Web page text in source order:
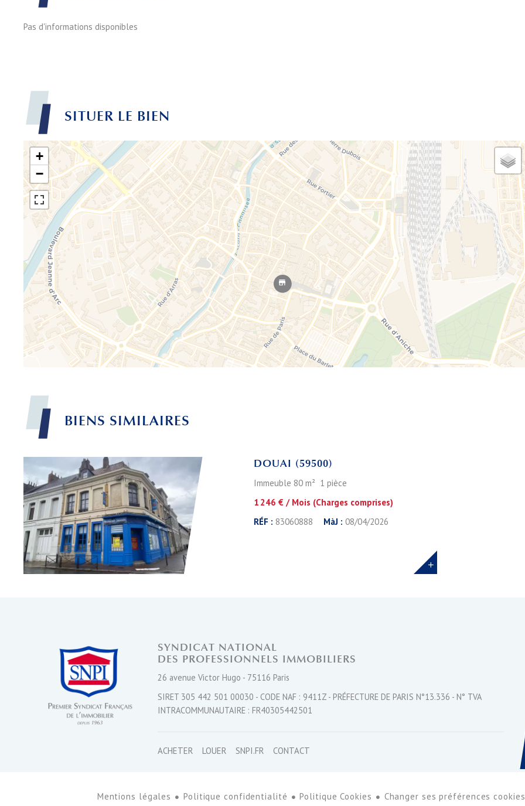
Pas d'informations disponibles
SITUER LE BIEN
+
−
BIENS SIMILAIRES
DOUAI (59500)
Immeuble 80 m² 1 pièce
1 246 € / Mois (Charges comprises)
RÉF : 83060888 MàJ : 08/04/2026
SYNDICAT NATIONAL
DES PROFESSIONNELS IMMOBILIERS
26 avenue Victor Hugo - 75116 Paris
SIRET 305 442 501 00030 - CODE NAF : 9411Z - PRÉFECTURE DE PARIS N°13.336 - N° TVA
INTRACOMMUNAUTAIRE : FR40305442501
ACHETER LOUER SNPI.FR CONTACT
Mentions légales Politique confidentialité Politique Cookies Changer ses préférences cookies